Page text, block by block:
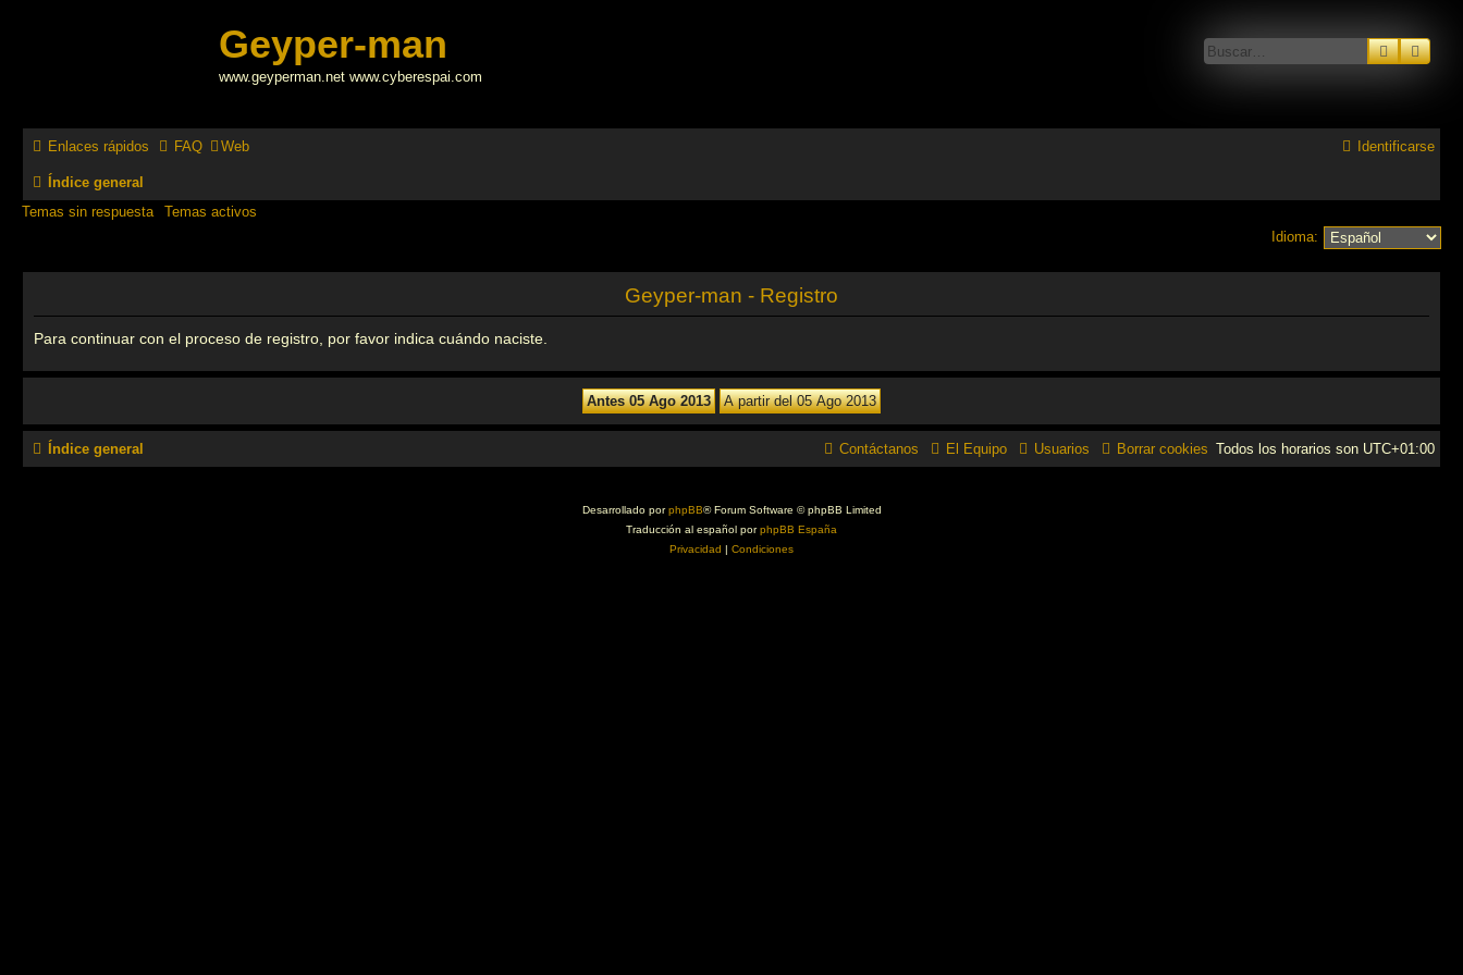
Geyper-man
www.geyperman.net www.cyberespai.com
Buscar
Enlaces rápidos FAQ Web Identificarse
Índice general
Temas sin respuesta
Temas activos
Idioma:
Geyper-man - Registro
Para continuar con el proceso de registro, por favor indica cuándo naciste.
Índice general Todos los horarios son UTC+01:00
Borrar cookies
Usuarios
El Equipo
Contáctanos
Desarrollado porphpBB® Forum Software © phpBB Limited
Traducción al español porphpBB España
Privacidad | Condiciones